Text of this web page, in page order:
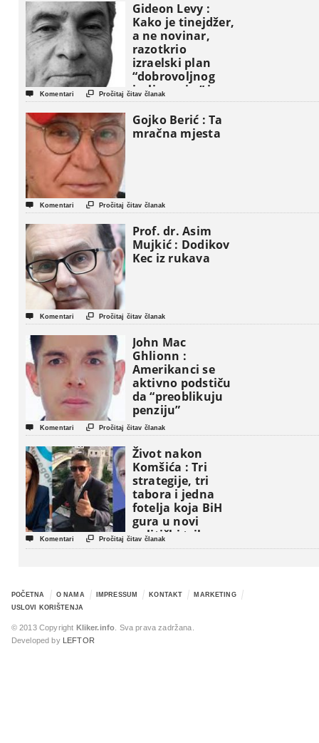
Gideon Levy :
Kako je tinejdžer,
a ne novinar,
razotkrio
izraelski plan
“dobrovoljnog
iseljavanja ” iz
Gaze
 Komentari  Pročitaj čitav članak
Gojko Berić : Ta
mračna mjesta
 Komentari  Pročitaj čitav članak
Prof. dr. Asim
Mujkić : Dodikov
Kec iz rukava
 Komentari  Pročitaj čitav članak
John Mac
Ghlionn :
Amerikanci se
aktivno podstiču
da “preoblikuju
penziju”
 Komentari  Pročitaj čitav članak
Život nakon
Komšića : Tri
strategije, tri
tabora i jedna
fotelja koja BiH
gura u novi
politički triler
 Komentari  Pročitaj čitav članak
POČETNA O NAMA IMPRESSUM KONTAKT
MARKETING
USLOVI KORIŠTENJA
© 2013 Copyright Kliker.info . Sva prava zadržana.
Developed by
LEFTOR